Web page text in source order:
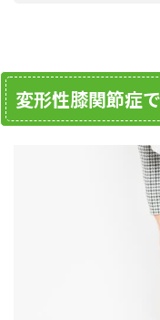
変形性膝関節症